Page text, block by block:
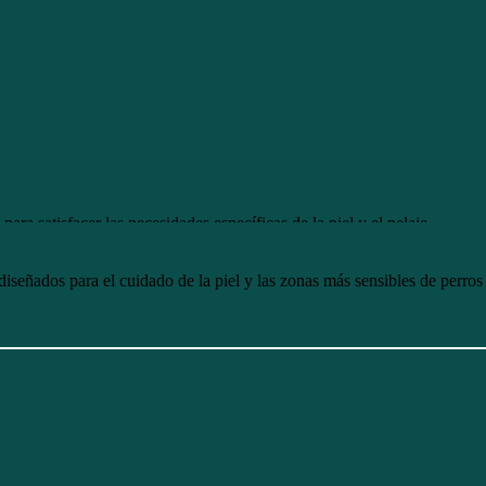
satisfacer las necesidades específicas de la piel y el pelaje.
para el cuidado de la piel y las zonas más sensibles de